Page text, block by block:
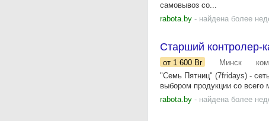
самовывоз со...
rabota.by - найдена более
Старший контролер-
от 1 600 Br Минск
"Семь Пятниц" (7fridays) -
выбором продукции со всего
rabota.by - найдена более